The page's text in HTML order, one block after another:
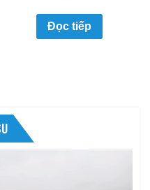
Đọc tiếp